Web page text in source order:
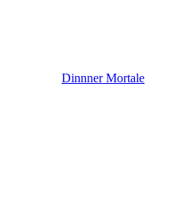
Dinnner Mortale